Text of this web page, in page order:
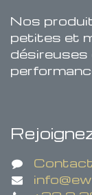
Nos
petites et
désireuses